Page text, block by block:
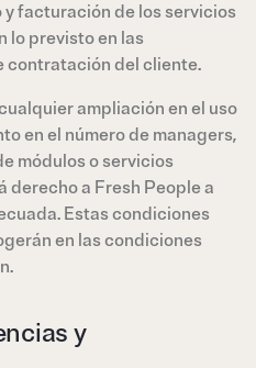
y facturación de los servicios
lo previsto en las
contratación del cliente.
ampliación en el uso
en el número de managers,
módulos o servicios
derecho a Fresh People a
Estas condiciones
en las condiciones
y